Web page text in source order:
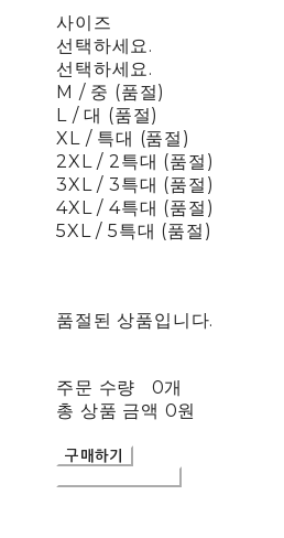
사이즈
선택하세요.
선택하세요.
M / 중 (품절)
L / 대 (품절)
XL / 특대 (품절)
2XL / 2특대 (품절)
3XL / 3특대 (품절)
4XL / 4특대 (품절)
5XL / 5특대 (품절)
품절된 상품입니다.
주문 수량
0개
총 상품 금액 0원
구매하기